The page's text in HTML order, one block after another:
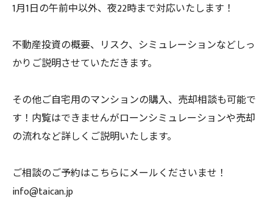
1月1日の午前中以外、夜22時まで対応いたします！
不動産投資の概要、リスク、シミュレーションなどしっ
かりご説明させていただきます。
その他ご自宅用のマンションの購入、売却相談も可能で
す！内覧はできませんがローンシミュレーションや売却
の流れなど詳しくご説明いたします。
ご相談のご予約はこちらにメールくださいませ！
info@taican.jp